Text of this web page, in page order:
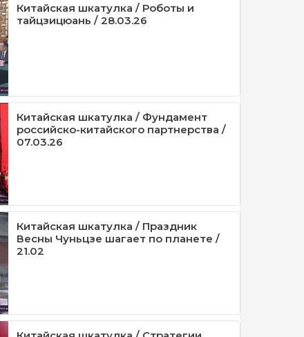
Китайская шкатулка / Роботы и
тайцзицюань / 28.03.26
Китайская шкатулка / Фундамент
российско-китайского партнерства /
07.03.26
Китайская шкатулка / Праздник
Весны Чуньцзе шагает по планете /
21.02